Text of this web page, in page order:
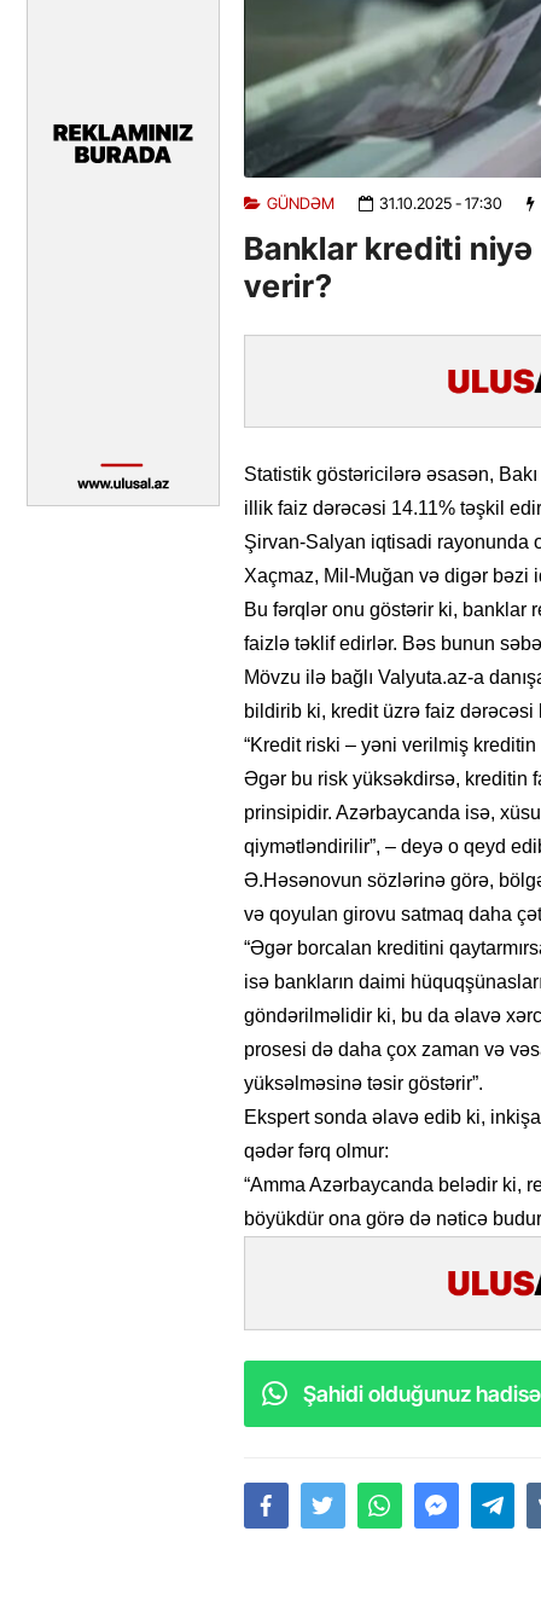
GÜNDƏM 31.10.2025- 17:30
Banklar krediti niyə
verir?
Statistik göstəricilərə əsasən,
illik faiz dərəcəsi 14.11% təşkil
Şirvan-Salyan iqtisadi rayonunda
Xaçmaz, Mil-Muğan və digər bəzi
Bu fərqlər onu göstərir ki, banklar
faizlə təklif edirlər. Bəs bunun
Mövzu ilə bağlı Valyuta.az-a
bildirib ki, kredit üzrə faiz
“Kredit riski – yəni verilmiş kreditin
Əgər bu risk yüksəkdirsə, kreditin
prinsipidir. Azərbaycanda isə,
qiymətləndirilir”, – deyə o qeyd
Ə.Həsənovun sözlərinə görə,
və qoyulan girovu satmaq daha
“Əgər borcalan kreditini
isə bankların daimi
göndərilməlidir ki, bu da əlavə
prosesi də daha çox zaman və
yüksəlməsinə təsir göstərir”.
Ekspert sonda əlavə edib ki,
qədər fərq olmur:
“Amma Azərbaycanda belədir ki,
böyükdür ona görə də nəticə
Şahidi olduğunuz